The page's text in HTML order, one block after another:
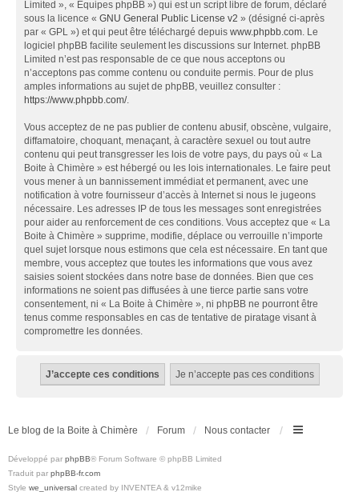
Limited », « Équipes phpBB ») qui est un script libre de forum, déclaré
sous la licence « GNU General Public License v2 » (désigné ci-après
par « GPL ») et qui peut être téléchargé depuis www.phpbb.com. Le
logiciel phpBB facilite seulement les discussions sur Internet. phpBB
Limited n’est pas responsable de ce que nous acceptons ou
n’acceptons pas comme contenu ou conduite permis. Pour de plus
amples informations au sujet de phpBB, veuillez consulter :
https://www.phpbb.com/.
Vous acceptez de ne pas publier de contenu abusif, obscène, vulgaire,
diffamatoire, choquant, menaçant, à caractère sexuel ou tout autre
contenu qui peut transgresser les lois de votre pays, du pays où « La
Boite à Chimère » est hébergé ou les lois internationales. Le faire peut
vous mener à un bannissement immédiat et permanent, avec une
notification à votre fournisseur d’accès à Internet si nous le jugeons
nécessaire. Les adresses IP de tous les messages sont enregistrées
pour aider au renforcement de ces conditions. Vous acceptez que « La
Boite à Chimère » supprime, modifie, déplace ou verrouille n’importe
quel sujet lorsque nous estimons que cela est nécessaire. En tant que
membre, vous acceptez que toutes les informations que vous avez
saisies soient stockées dans notre base de données. Bien que ces
informations ne soient pas diffusées à une tierce partie sans votre
consentement, ni « La Boite à Chimère », ni phpBB ne pourront être
tenus comme responsables en cas de tentative de piratage visant à
compromettre les données.
Le blog de la Boite à Chimère Forum Nous contacter
Développé par phpBB® Forum Software © phpBB Limited
Traduit par phpBB-fr.com
Style we_universal created by INVENTEA & v12mike